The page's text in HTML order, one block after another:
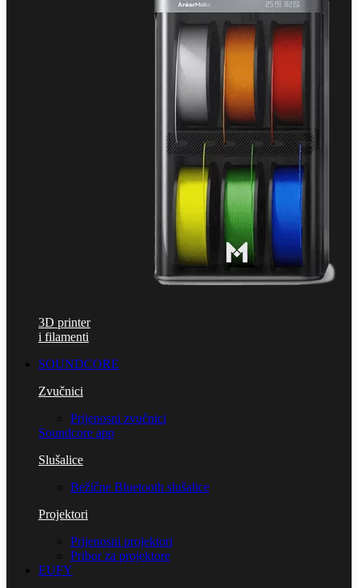
3D printer
i filamenti
SOUNDCORE
Zvučnici
Prijenosni zvučnici
Soundcore app
Slušalice
Bežične Bluetooth slušalice
Projektori
Prijenosni projektori
Pribor za projektore
EUFY